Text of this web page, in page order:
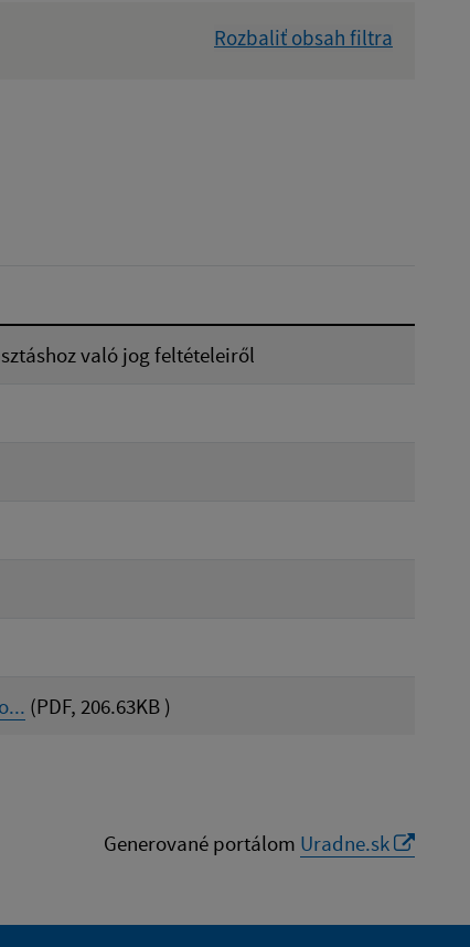
Rozbaliť obsah filtra
való jog feltételeiről
(PDF, 206.63KB )
Generované portálom Uradne.sk